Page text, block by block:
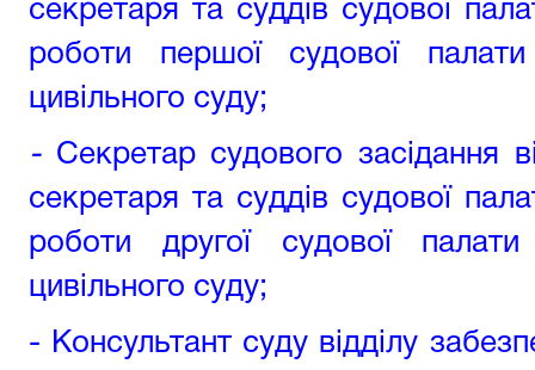
секретаря та суддів судової
роботи першої судової палати
цивільного суду;
- Секретар судового засідання
секретаря та суддів судової
роботи другої судової палати
цивільного суду;
- Консультант суду відділу